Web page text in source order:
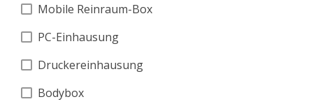
Mobile Reinraum-Box
PC-Einhausung
Druckereinhausung
Bodybox